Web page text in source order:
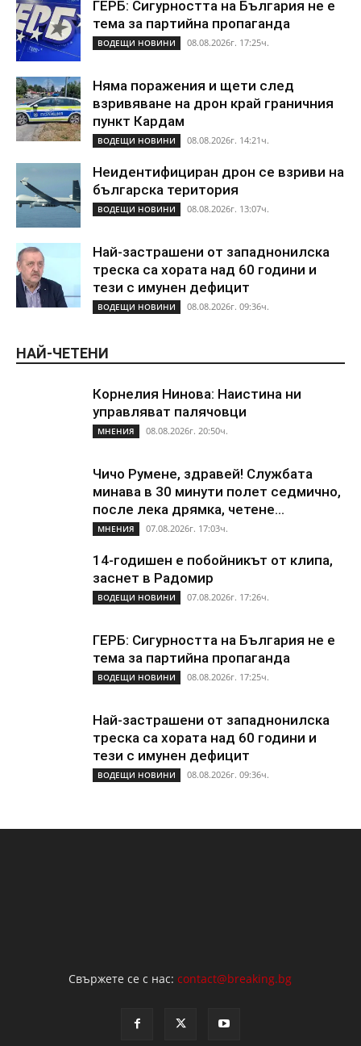
ГЕРБ: Сигурността на България не е
тема за партийна пропаганда
ВОДЕЩИ НОВИНИ 08.08.2026г. 17:25ч.
Няма поражения и щети след
взривяване на дрон край граничния
пункт Кардам
ВОДЕЩИ НОВИНИ 08.08.2026г. 14:21ч.
Неидентифициран дрон се взриви на
българска територия
ВОДЕЩИ НОВИНИ 08.08.2026г. 13:07ч.
Най-застрашени от западнонилска
треска са хората над 60 години и
тези с имунен дефицит
ВОДЕЩИ НОВИНИ 08.08.2026г. 09:36ч.
НАЙ-ЧЕТЕНИ
Корнелия Нинова: Наистина ни
управляват палячовци
МНЕНИЯ 08.08.2026г. 20:50ч.
Чичо Румене, здравей! Службата
минава в 30 минути полет седмично,
после лека дрямка, четене...
МНЕНИЯ 07.08.2026г. 17:03ч.
14-годишен е побойникът от клипа,
заснет в Радомир
ВОДЕЩИ НОВИНИ 07.08.2026г. 17:26ч.
ГЕРБ: Сигурността на България не е
тема за партийна пропаганда
ВОДЕЩИ НОВИНИ 08.08.2026г. 17:25ч.
Най-застрашени от западнонилска
треска са хората над 60 години и
тези с имунен дефицит
ВОДЕЩИ НОВИНИ 08.08.2026г. 09:36ч.
Свържете се с нас:contact@breaking.bg